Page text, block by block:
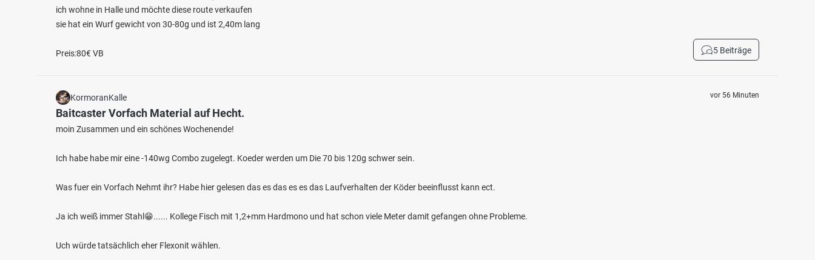
294 102
Forellenteich Lellwangen
Seesaibling, Bachforelle, Elsässer Saibling
Weiher bei 88287 Grünkraut
ich wohne in Halle und möchte diese route verkaufen
sie hat ein Wurf gewicht von 30-80g und ist 2,40m lang
Preis:80€ VB 5 Beiträge
KormoranKalle
Baitcaster Vorfach Material auf Hecht.
moin Zusammen und ein schönes Wochenende!
Ich habe habe mir eine -140wg Combo zugelegt. Koeder werden um Die 70 bis 120g schwer sein.
Was fuer ein Vorfach Nehmt ihr? Habe hier gelesen das es das es es das Laufverhalten der Köder beeinflusst kann ect.
Ja ich weiß immer Stahl😁...... Kollege Fisch mit 1,2+mm Hardmono und hat schon viele Meter damit gefangen ohne Probleme.
Uch würde tatsächlich eher Flexonit wählen.
vor 56 Minuten